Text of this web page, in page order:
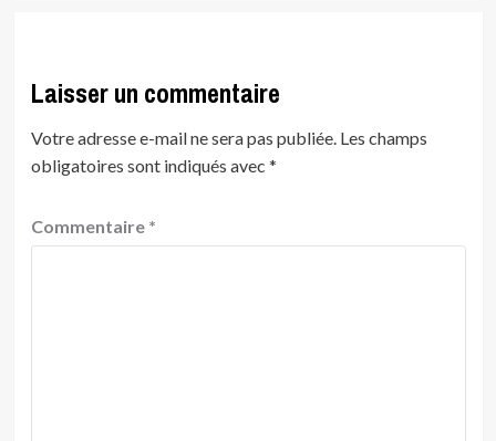
Laisser un commentaire
Votre adresse e-mail ne sera pas publiée. Les champs
obligatoires sont indiqués avec *
Commentaire *